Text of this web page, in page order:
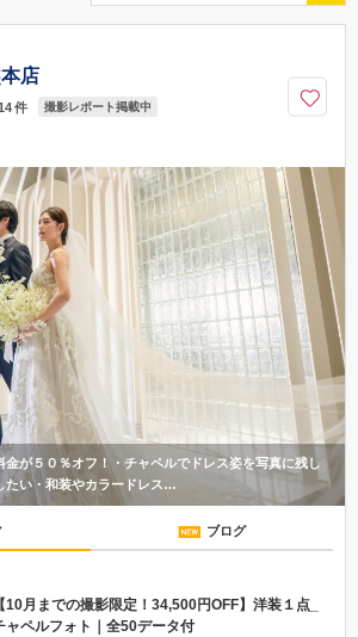
店
件 撮影レポート掲載中
金が５０％オフ！・チャペルでドレス姿を写真に残し
たい・和装やカラードレス…
ブログ
【10月までの撮影限定！34,500円OFF】洋装１点_
ャペルフォト｜全50データ付